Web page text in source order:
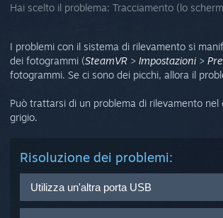
Hai scelto il problema: Tracciamento (lo
I problemi con il sistema di rilevamento si
dei fotogrammi (SteamVR > Impostazioni >
fotogrammi. Se ci sono dei picchi, allora il
Può trattarsi di un problema di rilevamento
grigio.
Risoluzione dei problemi:
Utilizza un'altra porta USB